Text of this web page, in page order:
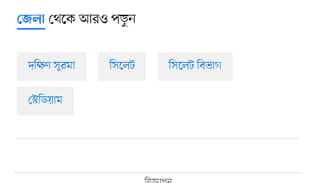
জেলাথেকে আরও পড়ুন
দক্ষিণ সুরমা সিলেট সিলেট বিভাগ
স্টেডিয়াম